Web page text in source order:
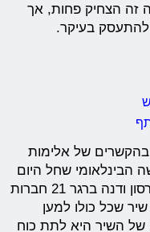
זה הצחיק פחות, אך
בעיקר.
בכותרות בהקשרים של אלימות
הבינלאומי שחל היום
יצא פרויקט מוזיקלי, בו גייסו נילי פיטרסון ודנה ברגר 21 חברות
שכל כולו למען
השיר היא לתת כוח